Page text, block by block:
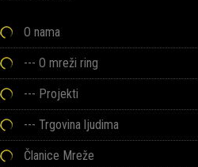
O nama
--- O mreži ring
--- Projekti
--- Trgovina ljudima
Članice Mreže